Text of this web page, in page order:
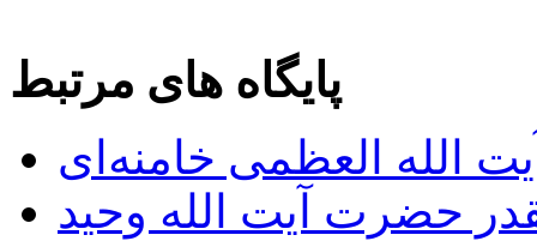
پایگاه های مرتبط
الله العظمی خامنه‌ای
حضرت آيت الله وحيد